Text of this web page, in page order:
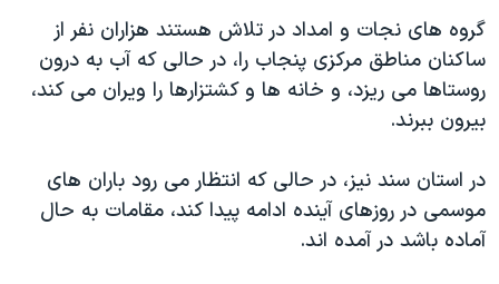
ویدیوها
فرهنگ و زندگی
علم و فناوری
اسرائیل در جنگ
بایگانی برنامه‌های تلویزیونی
مستندها
رمز مهسا
ورزش زنان در ایران
دنبال کنید
زبانهای مختلف
گروه های نجات و امداد در تلاش هستند هزاران نفر از
ساکنان مناطق مرکزی پنجاب را، در حالی که آب به درون
روستاها می ریزد، و خانه ها و کشتزارها را ویران می کند،
بیرون ببرند.
در استان سند نیز، در حالی که انتظار می رود باران های
موسمی در روزهای آینده ادامه پیدا کند، مقامات به حال
آماده باشد در آمده اند.